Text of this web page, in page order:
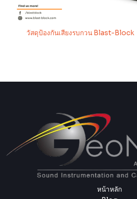
วัสดุป้องกันเสียงรบกวน Blast-Block
หน้าหลัก